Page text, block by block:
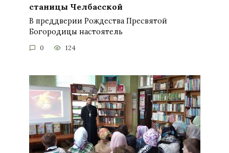
станицы Челбасской
В преддверии Рождества Пресвятой
Богородицы настоятель
0 124